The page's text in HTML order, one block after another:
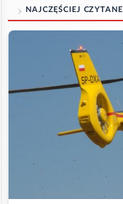
NAJCZĘŚCIEJ CZYTANE